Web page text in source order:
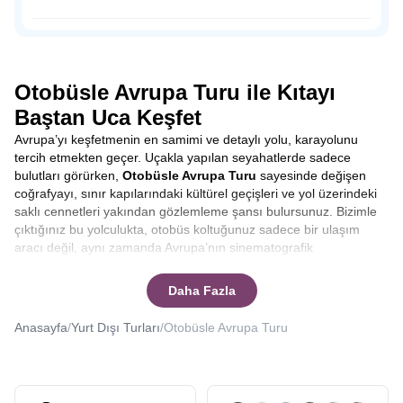
doğal güzelliğine rağmen, henüz çılgın turist kalabalığına
uğramamış bakir bir yerleşim yeri.
Otobüsle Avrupa Turu ile Kıtayı
Baştan Uca Keşfet
Avrupa’yı keşfetmenin en samimi ve detaylı yolu, karayolunu
tercih etmekten geçer. Uçakla yapılan seyahatlerde sadece
bulutları görürken, Otobüsle Avrupa Turu sayesinde değişen
coğrafyayı, sınır kapılarındaki kültürel geçişleri ve yol üzerindeki
saklı cennetleri yakından gözlemleme şansı bulursunuz. Bizimle
çıktığınız bu yolculukta, otobüs koltuğunuz sadece bir ulaşım
aracı değil, aynı zamanda Avrupa’nın sinematografik
şehirler arası geçişlerde rehberlerimizin anlatımlarıyla
bilgilenirken, molalarda yerel lezzetleri tatma fırsatı yakalarsınız.
kendisinden keyif alanlar için tasarlanmıştır.
Seyahat etmek, sadece yeni yerler görmek değil, aynı zamanda
Daha Fazla
Anasayfa/Yurt Dışı Turları/Otobüsle Avrupa Turu